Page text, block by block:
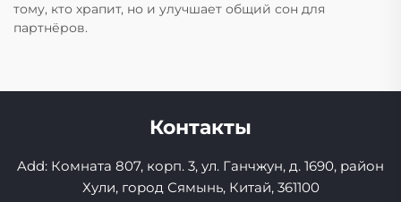
тому, кто храпит, но и улучшает общий сон для
партнёров.
Контакты
Add: Комната 807, корп. 3, ул. Ганчжун, д. 1690, район
Хули, город Сямынь, Китай, 361100